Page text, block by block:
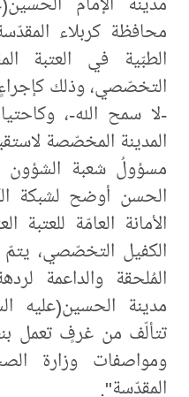
محافظة كربلاء
الطبّية في العتبة
التخصّصي، وذلك
-لا سمح الله-،
المدينة المخصّصة
مسؤولُ شعبة الشؤون
الحسن أوضح لشبكة
الأمانة العامّة
الكفيل التخصّصي، يتمّ
المُلحقة والداعمة
مدينة الحسين(عليه
تتألّف من غرفٍ تعمل
ومواصفات وزارة
المقدّسة".